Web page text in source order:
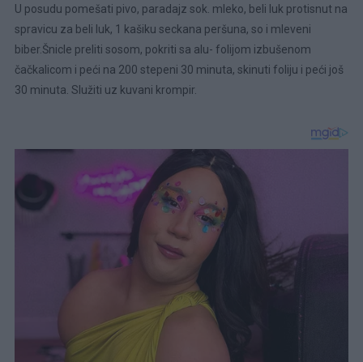
U posudu pomešati pivo, paradajz sok. mleko, beli luk protisnut na
spravicu za beli luk, 1 kašiku seckana peršuna, so i mleveni
biber.Šnicle preliti sosom, pokriti sa alu- folijom izbušenom
čačkalicom i peći na 200 stepeni 30 minuta, skinuti foliju i peći još
30 minuta. Služiti uz kuvani krompir.